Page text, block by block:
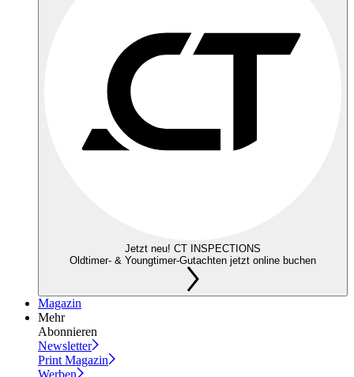
Jetzt neu! CT INSPECTIONS
Oldtimer- & Youngtimer-Gutachten jetzt online buchen
Magazin
Mehr
Abonnieren
Newsletter
Print Magazin
Werben